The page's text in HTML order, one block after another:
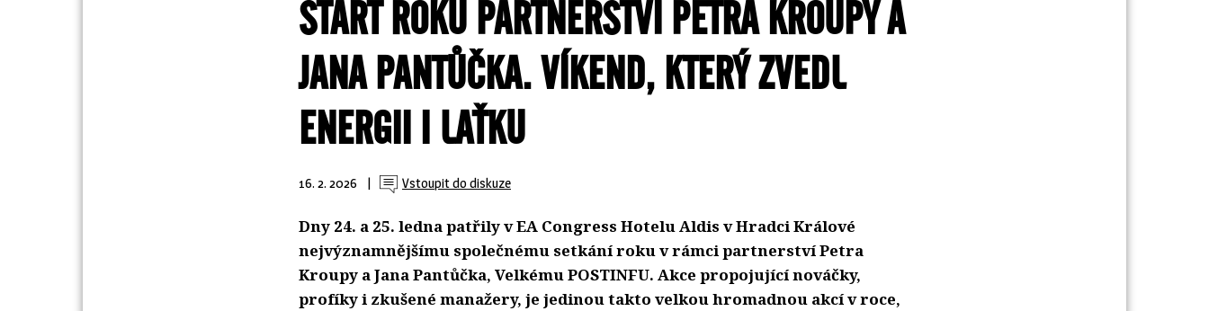
START ROKU PARTNERSTVÍ PETRA KROUPY A
JANA PANTŮČKA. VÍKEND, KTERÝ ZVEDL
ENERGII I LAŤKU
16. 2. 2026 | Vstoupit do diskuze
Dny 24. a 25. ledna patřily v EA Congress Hotelu Aldis v Hradci Králové
nejvýznamnějšímu společnému setkání roku v rámci partnerství Petra
Kroupy a Jana Pantůčka, Velkému POSTINFU. Akce propojující nováčky,
profíky i zkušené manažery, je jedinou takto velkou hromadnou akcí v roce,